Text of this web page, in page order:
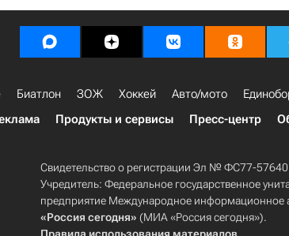
Биатлон ЗОЖ Хоккей Авто/мото
Продукты и сервисы Пресс-центр
Свидетельство о регистрации Эл № ФС77-57640
Учредитель: Федеральное государственное
предприятие Международное информационное
«Россия сегодня» (МИА «Россия сегодня»).